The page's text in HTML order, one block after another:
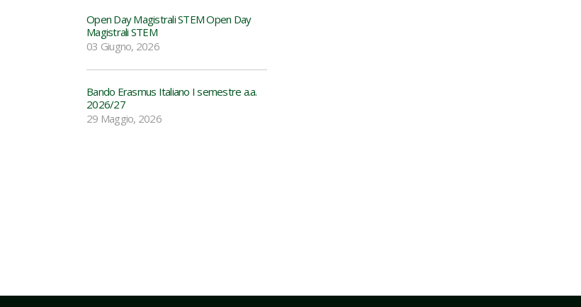
Open Day Magistrali STEM Open Day
Magistrali STEM
03 Giugno, 2026
Bando Erasmus Italiano I semestre a.a.
2026/27
29 Maggio, 2026